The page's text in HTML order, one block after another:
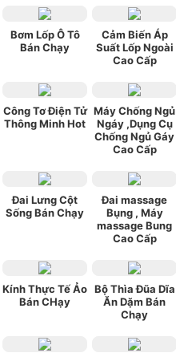
Bơm Lốp Ô Tô
Bán Chạy
Cảm Biến Áp
Suất Lốp Ngoài
Cao Cấp
Công Tơ Điện Tử
Thông Minh Hot
Máy Chống Ngủ
Ngáy ,Dụng Cụ
Chống Ngủ Gáy
Cao Cấp
Đai Lưng Cột
Sống Bán Chạy
Đai massage
Bụng , Máy
massage Bung
Cao Cấp
Kính Thực Tế Ảo
Bán CHạy
Bộ Thìa Đũa Dĩa
Ăn Dặm Bán
Chạy